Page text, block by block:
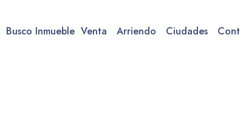
Busco Inmueble Venta Arriendo Ciudades